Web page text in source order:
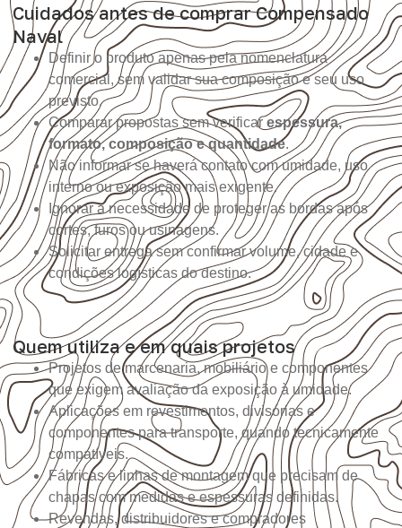
Cuidados antes de comprar Compensado
Naval
Definir o produto apenas pela nomenclatura
comercial, sem validar sua composição e seu uso
previsto.
Comparar propostas sem verificarespessura,
formato, composição e quantidade.
Não informar se haverá contato com umidade, uso
interno ou exposição mais exigente.
Ignorar a necessidade de proteger as bordas após
cortes, furos ou usinagens.
Solicitar entrega sem confirmar volume, cidade e
condições logísticas do destino.
Quem utiliza e em quais projetos
Projetos de marcenaria, mobiliário e componentes
que exigem avaliação da exposição à umidade.
Aplicações em revestimentos, divisórias e
componentes para transporte, quando tecnicamente
compatíveis.
Fábricas e linhas de montagem que precisam de
chapas com medidas e espessuras definidas.
Revendas, distribuidores e compradores